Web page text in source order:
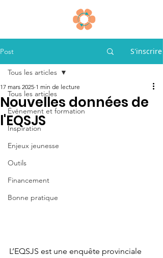
Post S'inscrire
Tous les articles
Événement et formation
Inspiration
Enjeux jeunesse
Outils
Financement
Bonne pratique
Tous les articles
Nouvelles données de
l'EQSJS
17 mars 2025 1 min de lecture
L’EQSJS est une enquête provinciale